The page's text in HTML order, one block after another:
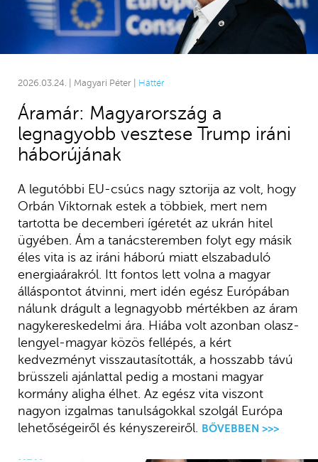
2026.03.24. | Magyari Péter | Háttér
Áramár: Magyarország a
legnagyobb vesztese Trump iráni
háborújának
A legutóbbi EU-csúcs nagy sztorija az volt, hogy
Orbán Viktornak estek a többiek, mert nem
tartotta be decemberi ígéretét az ukrán hitel
ügyében. Ám a tanácsteremben folyt egy másik
éles vita is az iráni háború miatt elszabaduló
energiaárakról. Itt fontos lett volna a magyar
álláspontot átvinni, mert idén egész Európában
nálunk drágult a legnagyobb mértékben az áram
nagykereskedelmi ára. Hiába volt azonban olasz-
lengyel-magyar közös fellépés, a kért
kedvezményt visszautasították, a hosszabb távú
brüsszeli ajánlattal pedig a mostani magyar
kormány aligha élhet. Az egész vita viszont
nagyon izgalmas tanulságokkal szolgál Európa
lehetőségeiről és kényszereiről.
BŐVEBBEN >>>